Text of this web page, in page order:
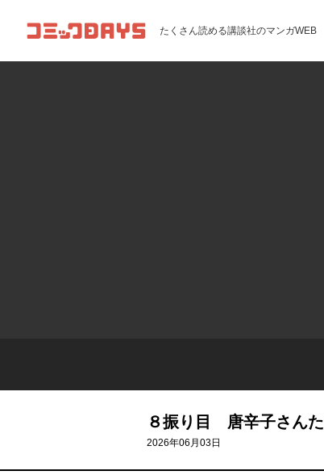
コミックDAYS たくさん読める講談社のマンガWEB
８振り目 唐辛子さんた
2026年06月03日